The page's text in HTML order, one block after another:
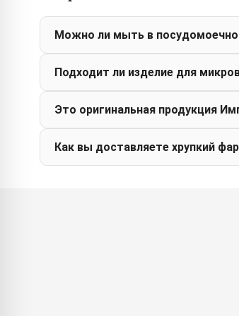
Можно ли мыть в
Подходит ли изделие для
Это оригинальная продукция
Как вы доставляете хрупкий